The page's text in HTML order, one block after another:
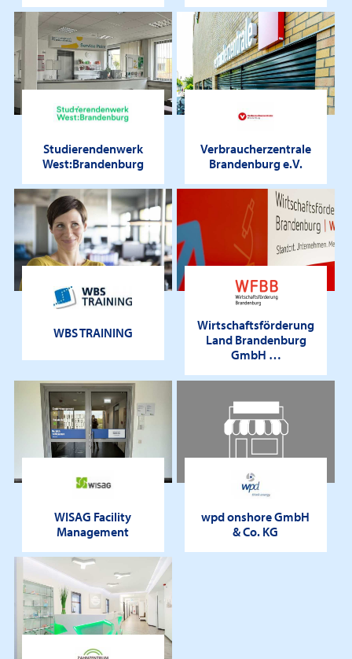
Studierendenwerk
West:Brandenburg
Verbraucherzentrale
Brandenburg e.V.
WBS TRAINING
Wirtschaftsförderung
Land Brandenburg
GmbH …
WISAG Facility
Management
wpd onshore GmbH
& Co. KG